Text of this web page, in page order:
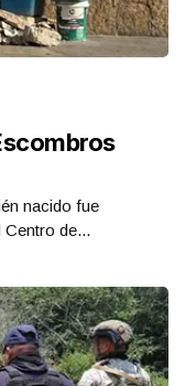
nacido fue
de...